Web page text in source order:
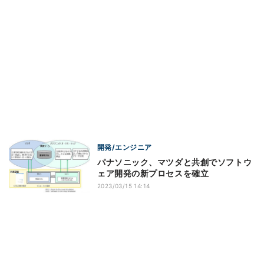
開発/エンジニア
パナソニック、マツダと共創でソフトウ
ェア開発の新プロセスを確立
2023/03/15 14:14